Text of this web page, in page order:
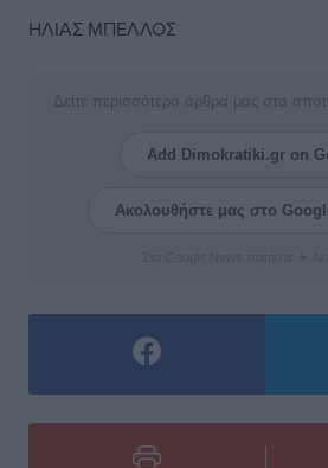
ΗΛΙΑΣ ΜΠΕΛΛΟΣ
Δείτε περισσότερα άρθρα μας στα
Add Dimokratiki.gr on
Ακολουθήστε μας στο